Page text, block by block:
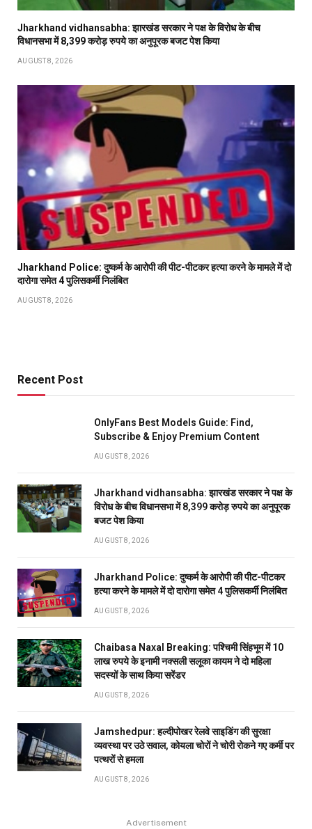
Jharkhand vidhansabha: झारखंड सरकार ने पक्ष के विरोध के बीच
विधानसभा में 8,399 करोड़ रुपये का अनुपूरक बजट पेश किया
AUGUST 8, 2026
Jharkhand Police: दुष्कर्म के आरोपी की पीट-पीटकर हत्या करने के मामले में दो
दारोगा समेत 4 पुलिसकर्मी निलंबित
AUGUST 8, 2026
Recent Post
OnlyFans Best Models Guide: Find,
Subscribe & Enjoy Premium Content
AUGUST 8, 2026
Jharkhand vidhansabha: झारखंड सरकार ने पक्ष के
विरोध के बीच विधानसभा में 8,399 करोड़ रुपये का अनुपूरक
बजट पेश किया
AUGUST 8, 2026
Jharkhand Police: दुष्कर्म के आरोपी की पीट-पीटकर
हत्या करने के मामले में दो दारोगा समेत 4 पुलिसकर्मी निलंबित
AUGUST 8, 2026
Chaibasa Naxal Breaking: पश्चिमी सिंहभूम में 10
लाख रुपये के इनामी नक्सली सलूका कायम ने दो महिला
सदस्यों के साथ किया सरेंडर
AUGUST 8, 2026
Jamshedpur: हल्दीपोखर रेलवे साइडिंग की सुरक्षा
व्यवस्था पर उठे सवाल, कोयला चोरों ने चोरी रोकने गए कर्मी पर
पत्थरों से हमला
AUGUST 8, 2026
Advertisement